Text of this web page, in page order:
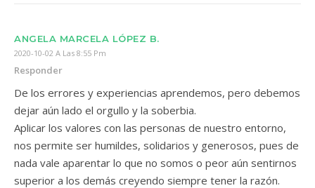
ANGELA MARCELA LÓPEZ B.
2020-10-02 A Las 8:55 Pm
Responder
De los errores y experiencias aprendemos, pero debemos
dejar aún lado el orgullo y la soberbia.
Aplicar los valores con las personas de nuestro entorno,
nos permite ser humildes, solidarios y generosos, pues de
nada vale aparentar lo que no somos o peor aún sentirnos
superior a los demás creyendo siempre tener la razón.